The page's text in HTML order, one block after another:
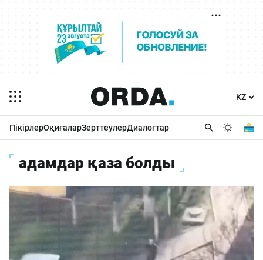
ПікірлерОқиғаларЗерттеулерДиалогтар
адамдар қаза болды